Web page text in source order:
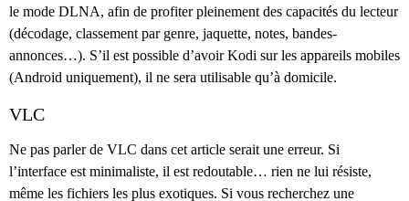
le mode DLNA, afin de profiter pleinement des capacités du lecteur
(décodage, classement par genre, jaquette, notes, bandes-
annonces…). S’il est possible d’avoir Kodi sur les appareils mobiles
(Android uniquement), il ne sera utilisable qu’à domicile.
VLC
Ne pas parler de VLC dans cet article serait une erreur. Si
l’interface est minimaliste, il est redoutable… rien ne lui résiste,
même les fichiers les plus exotiques. Si vous recherchez une